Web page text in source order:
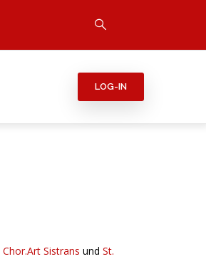
LOG-IN
Chor.Art Sistrans und St.